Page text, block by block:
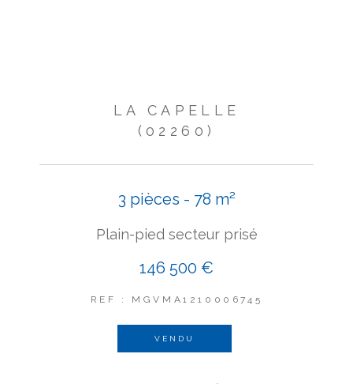
LA CAPELLE
(02260)
3 pièces - 78 m²
Plain-pied secteur prisé
146 500 €
REF : MGVMA1210006745
VENDU